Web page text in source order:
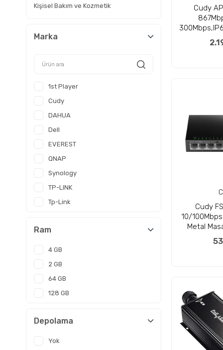
Kişisel Bakım ve Kozmetik
GÜNEŞ XML
Ev ve Yaşam
Çevre Birimleri
Barkod ve Yazıcılar
Güvenlik ve Alarm
Outlet
Marka
1st Player
Cudy
DAHUA
Dell
EVEREST
QNAP
Synology
TP-LINK
Tp-Link
Ram
4 GB
2 GB
64 GB
128 GB
Depolama
Yok
Cudy
PoE AP/
Cudy
10/
Metal